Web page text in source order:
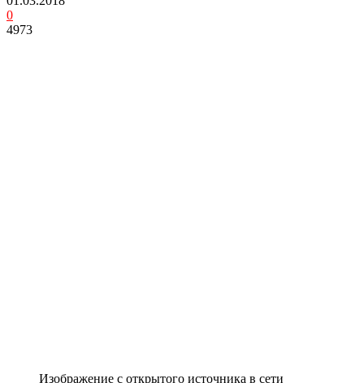
0
4973
Изображение с открытого источника в сети